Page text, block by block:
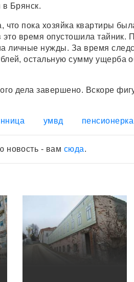
в Брянск.
что пока хозяйка квартиры
это время опустошила тайник.
личные нужды. За время
остальную сумму ущерба
дела завершено. Вскоре
умвд пенсионерка
новость - вам сюда.